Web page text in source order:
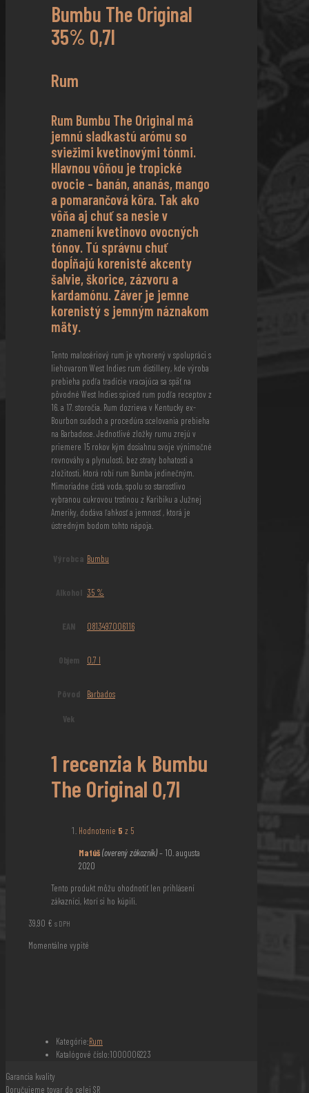
Bumbu The Original
35% 0,7l
Rum
Rum Bumbu The Original má
jemnú sladkastú arómu so
sviežimi kvetinovými tónmi.
Hlavnou vôňou je tropické
ovocie – banán, ananás, mango
a pomarančová kôra. Tak ako
vôňa aj chuť sa nesie v
znamení kvetinovo ovocných
tónov. Tú správnu chuť
dopĺňajú korenisté akcenty
šalvie, škorice, zázvoru a
kardamónu. Záver je jemne
korenistý s jemným náznakom
mäty.
Tento malosériový rum je vytvorený v spolupráci s
liehovarom West Indies rum distillery, kde výroba
prebieha podľa tradície vracajúca sa späť na
pôvodné West Indies spiced rum podľa receptov z
16. a 17. storočia. Rum dozrieva v Kentucky ex-
Bourbon sudoch a procedúra scelovania prebieha
na Barbadose. Jednotlivé zložky rumu zrejú v
priemere 15 rokov kým dosiahnu svoje výnimočné
rovnováhy a plynulosti, bez straty bohatosti a
zložitosti, ktorá robí rum Bumba jedinečným.
Mimoriadne čistá voda, spolu so starostlivo
vybranou cukrovou trstinou z Karibiku a Južnej
Ameriky, dodáva ľahkosť a jemnosť , ktorá je
ústredným bodom tohto nápoja.
Výrobca Bumbu
Alkohol 35 %
EAN 0813497006116
Objem 0,7 l
Pôvod Barbados
Vek
1 recenzia k Bumbu
The Original 0,7l
Hodnotenie 5 z 5
Matúš(overený zákazník)– 10. augusta
2020
Tento produkt môžu ohodnotiť len prihlásení
zákazníci, ktorí si ho kúpili.
39,90 € s DPH
Momentálne vypité
Kategórie:Rum
Katalógové číslo:1000006223
Garancia kvality
Doručujeme tovar do celej SR